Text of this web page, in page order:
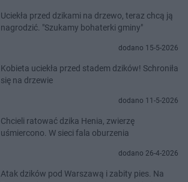
Uciekła przed dzikami na drzewo, teraz chcą ją
nagrodzić. "Szukamy bohaterki gminy"
dodano 15-5-2026
Kobieta uciekła przed stadem dzików! Schroniła
się na drzewie
dodano 11-5-2026
Chcieli ratować dzika Henia, zwierzę
uśmiercono. W sieci fala oburzenia
dodano 26-4-2026
Atak dzików pod Warszawą i zabity pies. Na